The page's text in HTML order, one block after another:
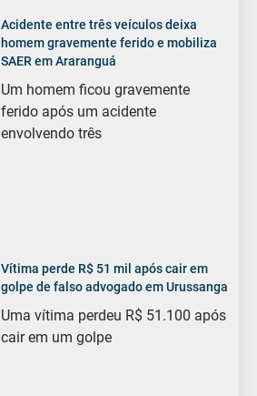
Acidente entre três veículos deixa
homem gravemente ferido e mobiliza
SAER em Araranguá
Um homem ficou gravemente
ferido após um acidente
envolvendo três
Vítima perde R$ 51 mil após cair em
golpe de falso advogado em Urussanga
Uma vítima perdeu R$ 51.100 após
cair em um golpe